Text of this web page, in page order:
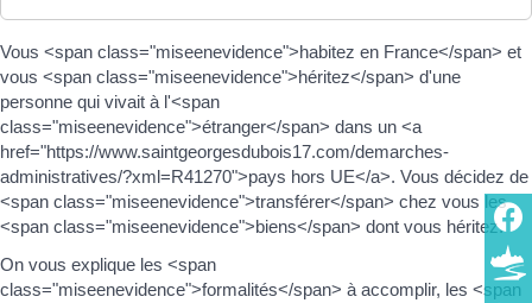
Vous <span class="miseenevidence">habitez en France</span> et
vous <span class="miseenevidence">héritez</span> d'une
personne qui vivait à l'<span
class="miseenevidence">étranger</span> dans un <a
href="https://www.saintgeorgesdubois17.com/demarches-
administratives/?xml=R41270">pays hors UE</a>. Vous décidez de
<span class="miseenevidence">transférer</span> chez vous les
<span class="miseenevidence">biens</span> dont vous héritez.
On vous explique les <span
class="miseenevidence">formalités</span> à accomplir, les <span